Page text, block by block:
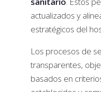
actualizados y
estratégicos del
Los procesos de
transparentes,
basados en